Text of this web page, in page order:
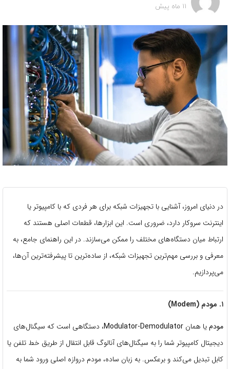
11 ماه پیش
در دنیای امروز، آشنایی با تجهیزات شبکه برای هر فردی که با کامپیوتر یا
اینترنت سروکار دارد، ضروری است. این ابزارها، قطعات اصلی هستند که
ارتباط میان دستگاه‌های مختلف را ممکن می‌سازند. در این راهنمای جامع، به
معرفی و بررسی مهم‌ترین تجهیزات شبکه، از ساده‌ترین تا پیشرفته‌ترین آن‌ها،
می‌پردازیم.
۱. مودم (Modem)
مودمیا همان Modulator-Demodulator، دستگاهی است که سیگنال‌های
دیجیتال کامپیوتر شما را به سیگنال‌های آنالوگ قابل انتقال از طریق خط تلفن یا
کابل تبدیل می‌کند و برعکس. به زبان ساده، مودم دروازه اصلی ورود شما به